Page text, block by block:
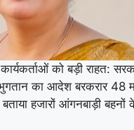
को बड़ी राहत:
का आदेश बरकरार 48
हजारों आंगनबाड़ी बहनों